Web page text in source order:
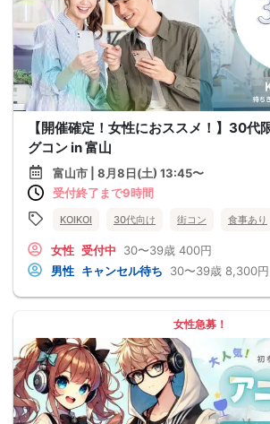
【開催確定！女性におススメ！】30代
グコン in 富山
富山市 | 8月8日(土) 13:45〜
受付終了まで9時間
KOIKOI 30代向け 街コン 食事あり
女性 受付中 30〜39歳 400円
男性 キャンセル待ち 30〜39歳 8,300円
女性急募！